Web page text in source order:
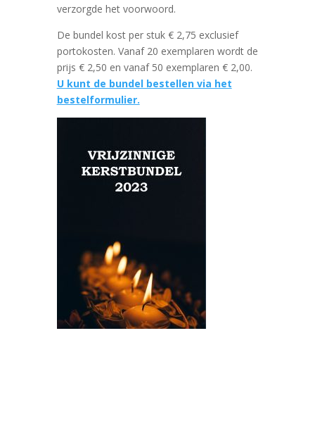
verzorgde het voorwoord.
De bundel kost per stuk € 2,75 exclusief
portokosten. Vanaf 20 exemplaren wordt de
prijs € 2,50 en vanaf 50 exemplaren € 2,00.
U kunt de bundel bestellen via het
bestelformulier.